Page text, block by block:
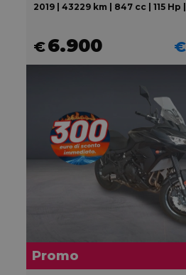
2019 | 43229 km | 847 cc | 115 Hp
€6.900 €
Promo